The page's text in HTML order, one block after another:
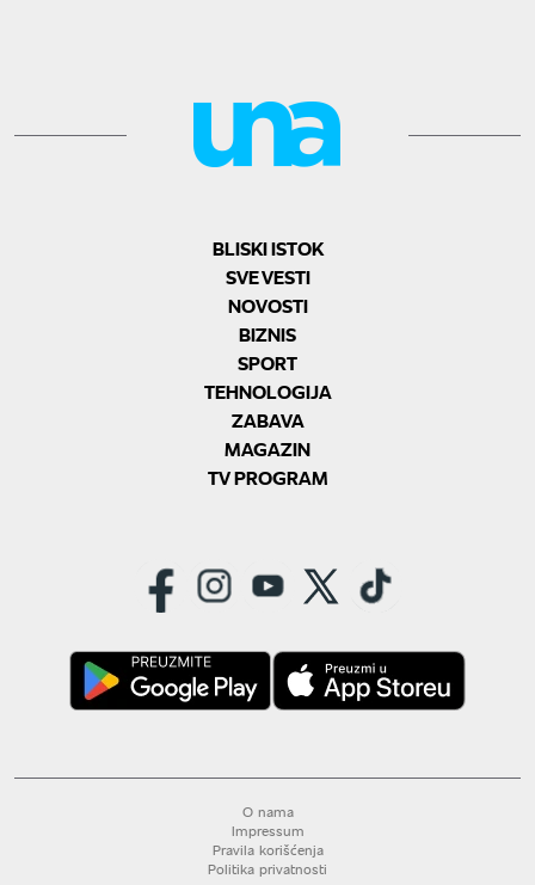
BLISKI ISTOK
SVE VESTI
NOVOSTI
BIZNIS
SPORT
TEHNOLOGIJA
ZABAVA
MAGAZIN
TV PROGRAM
O nama
Impressum
Pravila korišćenja
Politika privatnosti